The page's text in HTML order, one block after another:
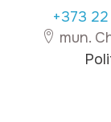
+373 22
mun.